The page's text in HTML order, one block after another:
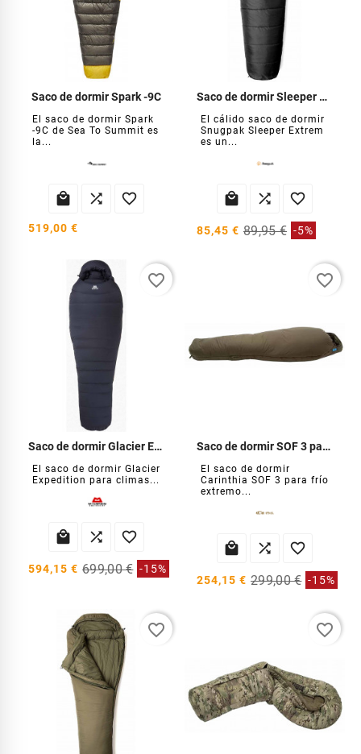
Saco de dormir Spark -9C
El saco de dormir Spark
-9C de Sea To Summit es
la...
  
519,00 €
Saco de dormir Sleeper Extreme Negro
El cálido saco de dormir
Snugpak Sleeper Extrem
es un...
  
85,45 € 89,95 € -5%
Saco de dormir Glacier Expedition
El saco de dormir Glacier
Expedition para climas...
  
594,15 € 699,00 € -15%
favorite_border
Saco de dormir SOF 3 para frío extremo
El saco de dormir
Carinthia SOF 3 para frío
extremo...
  
254,15 € 299,00 € -15%
favorite_border
favorite_border favorite_border